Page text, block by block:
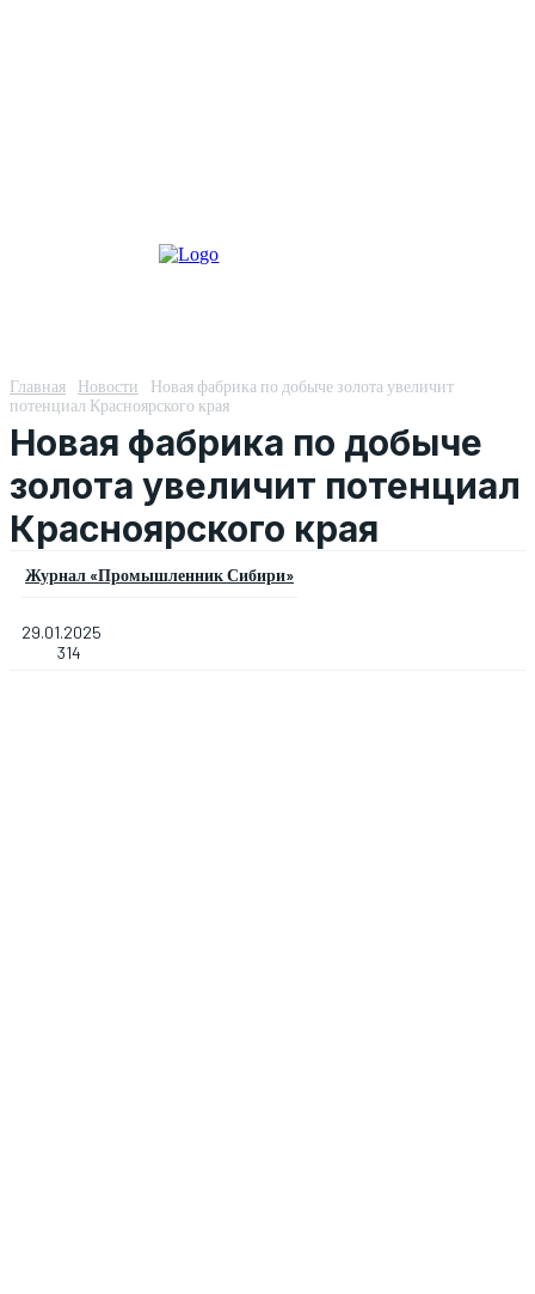
Главная Новости
Новая фабрика по добыче золота увеличит
потенциал Красноярского края
Новая фабрика по добыче
золота увеличит потенциал
Красноярского края
Журнал «Промышленник Сибири»
29.01.2025
314